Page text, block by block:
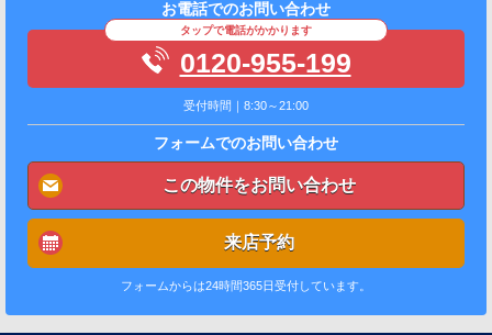
お電話でのお問い合わせ
タップで電話がかかります
0120-955-199
受付時間｜8:30～21:00
フォームでのお問い合わせ
この物件をお問い合わせ
来店予約
フォームからは24時間365日受付しています。